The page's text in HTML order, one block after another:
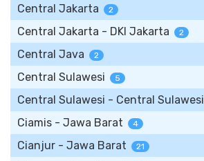
Central Jakarta 2
Central Jakarta - DKI Jakarta 2
Central Java 2
Central Sulawesi 5
Central Sulawesi - Central Sulawesi
Ciamis - Jawa Barat 4
Cianjur - Jawa Barat 21